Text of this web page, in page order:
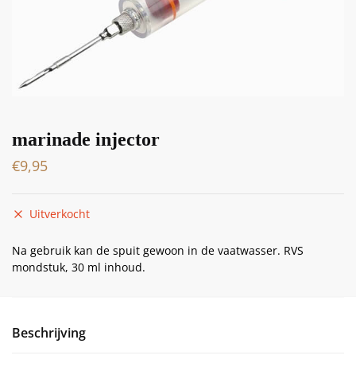
marinade injector
€9,95
Uitverkocht
Na gebruik kan de spuit gewoon in de vaatwasser. RVS
mondstuk, 30 ml inhoud.
Beschrijving